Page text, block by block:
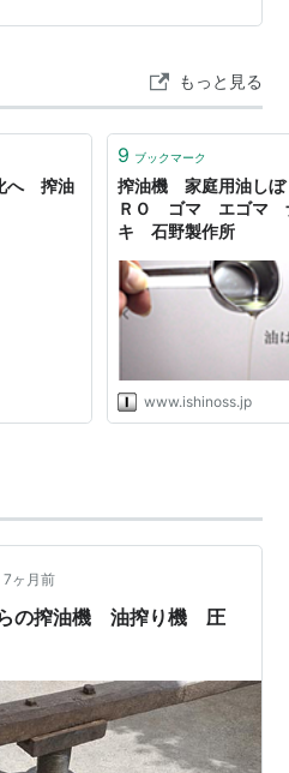
よく知られている品種に、
な品種ですが、種の入手が
育てたのが、海外では搾油用
リ…
もっと見る
へ 搾油
9 ブックマーク
搾油機 家庭用油しぼ
ＲＯ ゴマ エゴマ
キ 石野製作所
www.ishinoss.jp
7ヶ月前
らの搾油機 油搾り機 圧